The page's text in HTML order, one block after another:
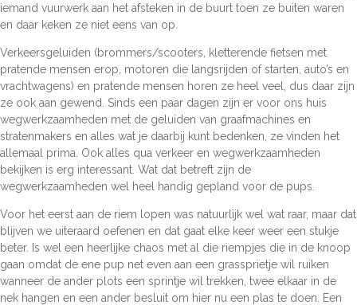
iemand vuurwerk aan het afsteken in de buurt toen ze buiten waren
en daar keken ze niet eens van op.
Verkeersgeluiden (brommers/scooters, kletterende fietsen met
pratende mensen erop, motoren die langsrijden of starten, auto’s en
vrachtwagens) en pratende mensen horen ze heel veel, dus daar zijn
ze ook aan gewend. Sinds een paar dagen zijn er voor ons huis
wegwerkzaamheden met de geluiden van graafmachines en
stratenmakers en alles wat je daarbij kunt bedenken, ze vinden het
allemaal prima. Ook alles qua verkeer en wegwerkzaamheden
bekijken is erg interessant. Wat dat betreft zijn de
wegwerkzaamheden wel heel handig gepland voor de pups.
Voor het eerst aan de riem lopen was natuurlijk wel wat raar, maar dat
blijven we uiteraard oefenen en dat gaat elke keer weer een stukje
beter. Is wel een heerlijke chaos met al die riempjes die in de knoop
gaan omdat de ene pup net even aan een grassprietje wil ruiken
wanneer de ander plots een sprintje wil trekken, twee elkaar in de
nek hangen en een ander besluit om hier nu een plas te doen. Een